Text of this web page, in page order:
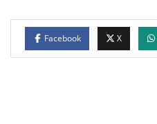
Facebook X